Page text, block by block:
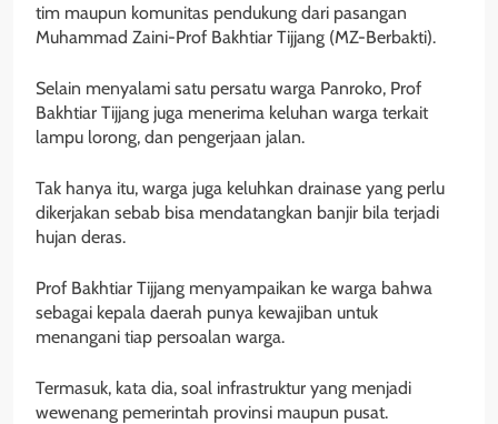
tim maupun komunitas pendukung dari pasangan
Muhammad Zaini-Prof Bakhtiar Tijjang (MZ-Berbakti).
Selain menyalami satu persatu warga Panroko, Prof
Bakhtiar Tijjang juga menerima keluhan warga terkait
lampu lorong, dan pengerjaan jalan.
Tak hanya itu, warga juga keluhkan drainase yang perlu
dikerjakan sebab bisa mendatangkan banjir bila terjadi
hujan deras.
Prof Bakhtiar Tijjang menyampaikan ke warga bahwa
sebagai kepala daerah punya kewajiban untuk
menangani tiap persoalan warga.
Termasuk, kata dia, soal infrastruktur yang menjadi
wewenang pemerintah provinsi maupun pusat.